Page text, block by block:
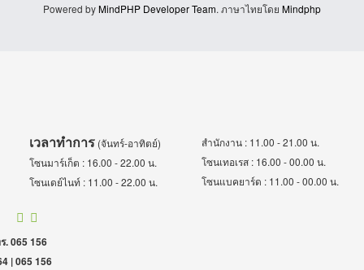
Powered byMindPHP Developer Team. ภาษาไทยโดย Mindphp
เวลาทำการ(จันทร์-อาทิตย์)
โซนมาร์เก็ต : 16.00 - 22.00 น.
โซนเดย์ไนท์ : 11.00 - 22.00 น.
สำนักงาน : 11.00 - 21.00 น.
โซนเทอเรส : 16.00 - 00.00 น.
โซนแบคยาร์ด : 11.00 - 00.00 น.
. 065 156
| 065 156